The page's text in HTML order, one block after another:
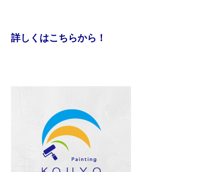
詳しくはこちらから！